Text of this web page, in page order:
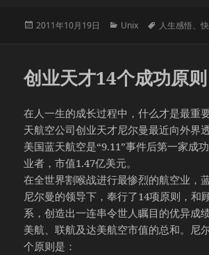
发
2011年10月19日
分
Unix
标
人生感悟、
创业天才14个成功原则
在人一生的成长过程中，什么才是最重
天航空公司创业天才尼尔曼最近向外界
美国蓝天航空是“9.11”事件后第一家成
业者，市值1.47亿美元。
在全世界割喉战进行最惨烈的航空业，
尼尔曼的领导下，奉行了14项原则，和
系，创造出一连串令世人瞩目的优异成
美航、联航及达美航空市值的总和。尼
个原则是：